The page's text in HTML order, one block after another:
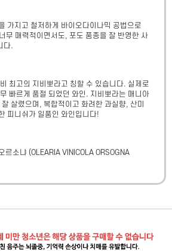
가지고 철저하게 바이오다이나믹 공법으로
무 매력적이면서도, 포도 품종을 잘 반영한 사
다.
최고의 지비뽀라고 칭할 수 있습니다. 실제로
빠르게 품절 되었던 와인. 지비뽀라는 매니아
살렸으며, 복합적이고 화려한 과실향, 산미
피니쉬가 일품인 와인입니다!
르소냐 (OLEARIA VINICOLA ORSOGNA